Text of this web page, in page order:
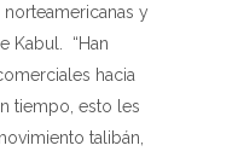
y
Kabul.
“Han
hacia
tiempo, esto les
talibán,